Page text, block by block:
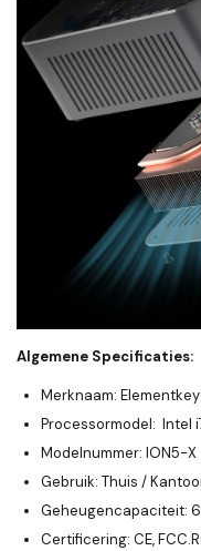
Algemene Specificaties:
Merknaam: Elementkey
Processormodel: Intel
Modelnummer: ION5-X
Gebruik: Thuis /
Geheugencapaciteit:
Certificering: CE,